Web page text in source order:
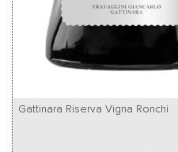
Gattinara Riserva Vigna Ronchi